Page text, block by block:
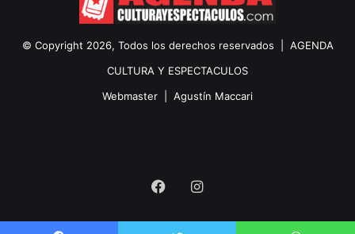
© Copyright 2026, Todos los derechos reservados | AGENDA
CULTURA Y ESPECTACULOS
Webmaster | Agustín Maccari